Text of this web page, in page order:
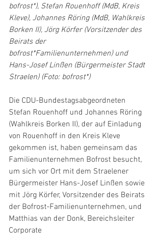
bofrost*), Stefan Rouenhoff (MdB, Kreis
Kleve), Johannes Röring (MdB, Wahlkreis
Borken II), Jörg Körfer (Vorsitzender des
Beirats der
bofrost*Familienunternehmen) und
Hans-Josef Linßen (Bürgermeister Stadt
Straelen) (Foto: bofrost*)
Die CDU-Bundestagsabgeordneten
Stefan Rouenhoff und Johannes Röring
(Wahlkreis Borken II), der auf Einladung
von Rouenhoff in den Kreis Kleve
gekommen ist, haben gemeinsam das
Familienunternehmen Bofrost besucht,
um sich vor Ort mit dem Straelener
Bürgermeister Hans-Josef Linßen sowie
mit Jörg Körfer, Vorsitzender des Beirats
der Bofrost-Familienunternehmen, und
Matthias van der Donk, Bereichsleiter
Corporate